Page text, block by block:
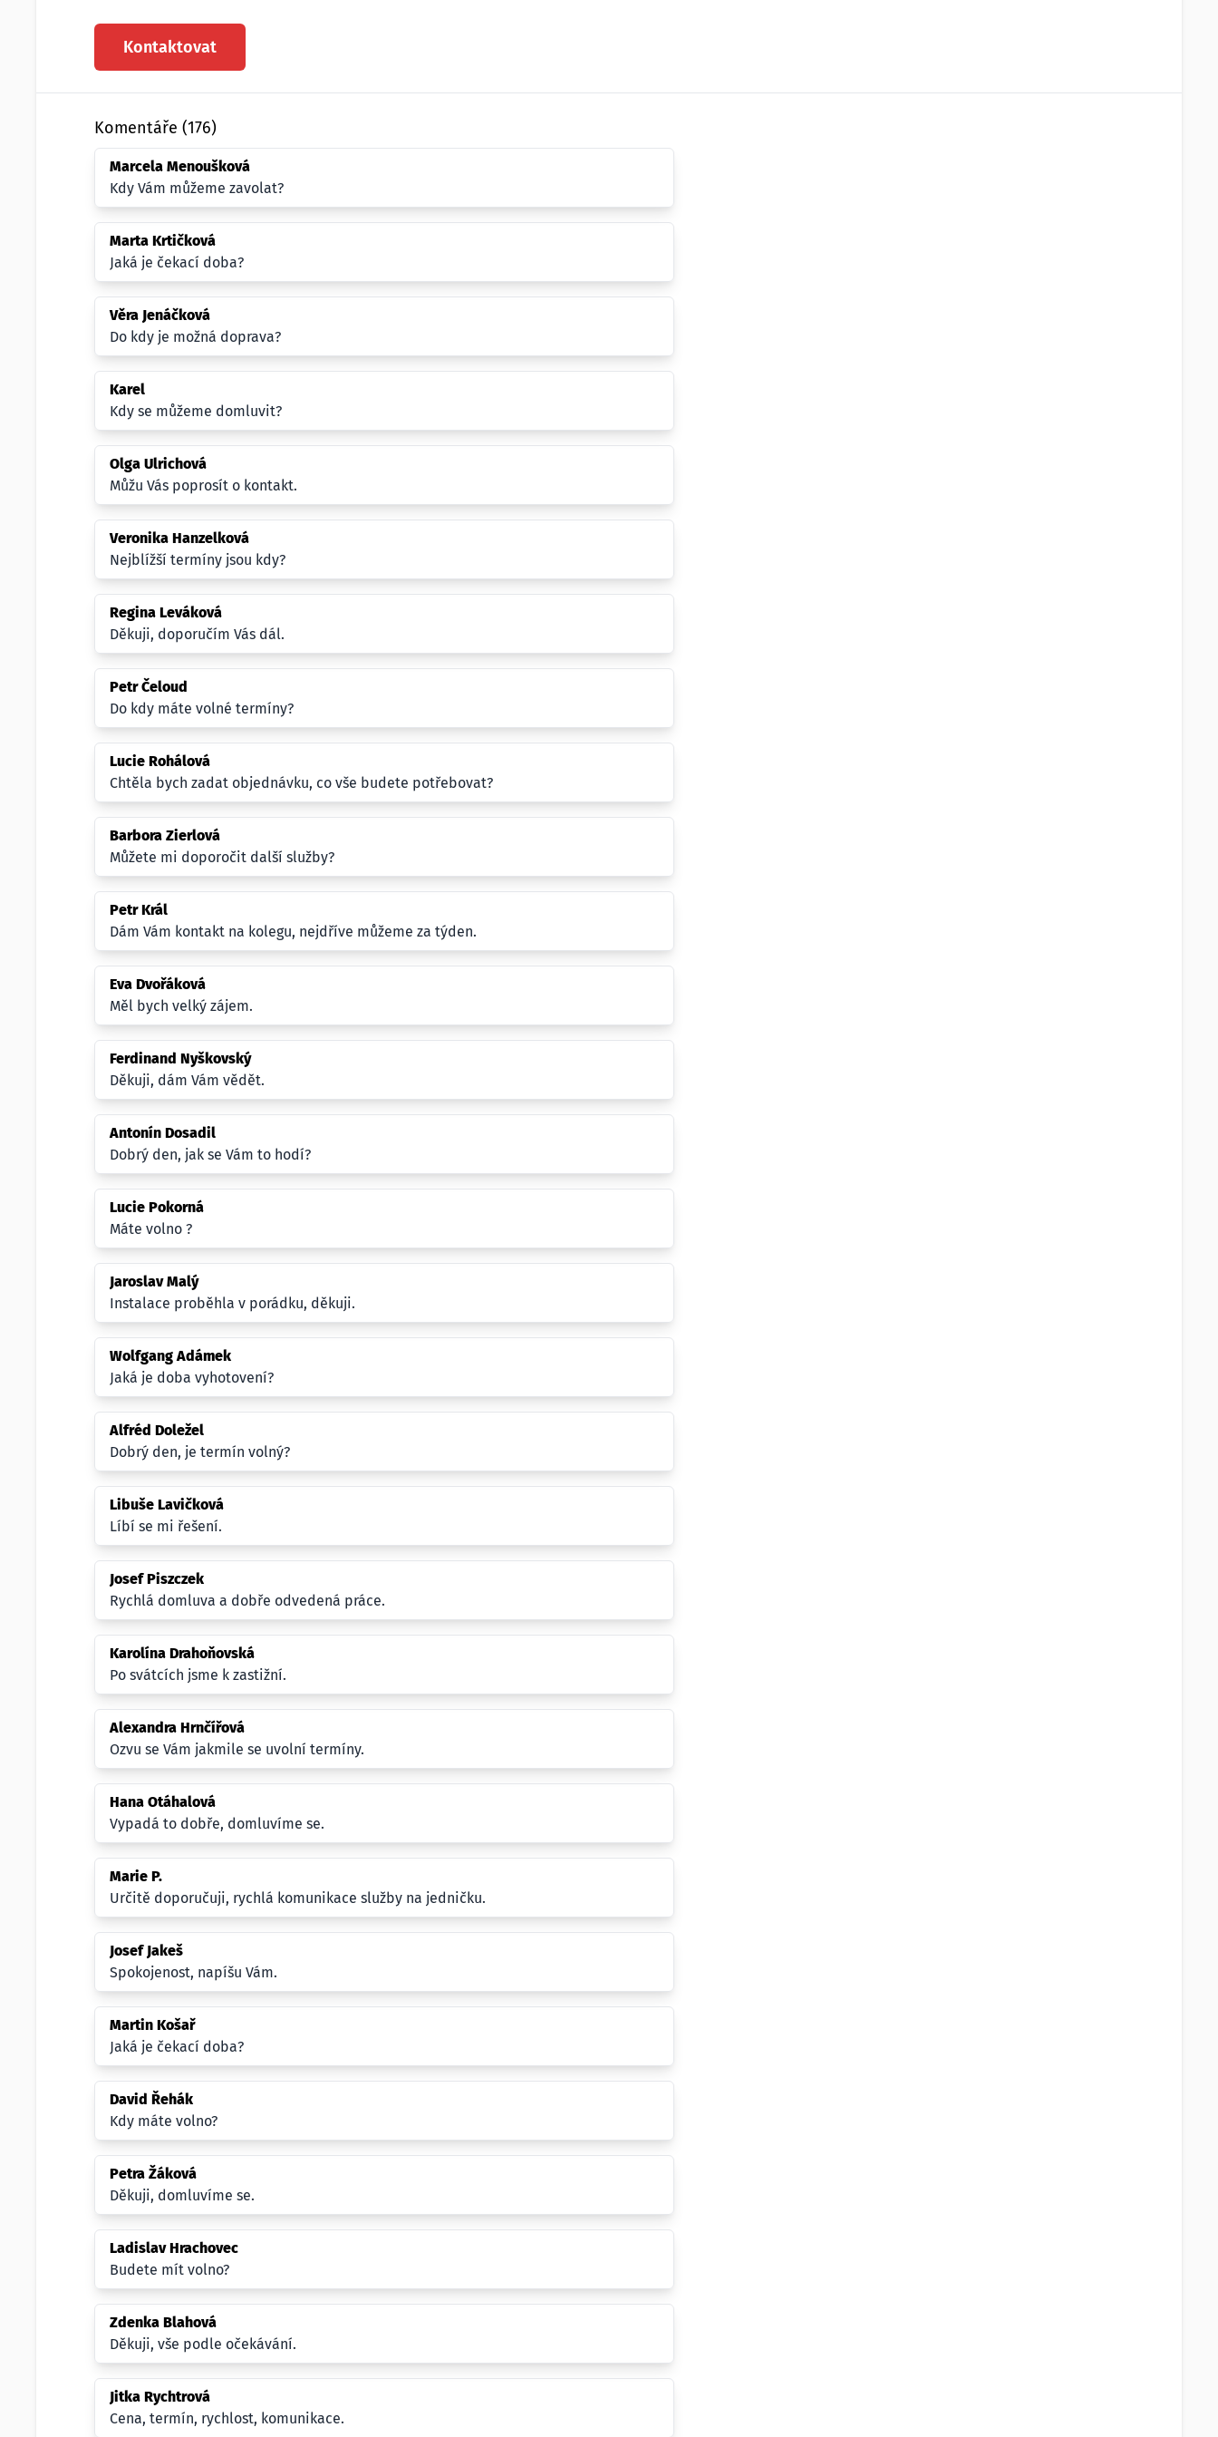
Kontaktovat
Komentáře (176)
Marcela Menoušková
Kdy Vám můžeme zavolat?
Marta Krtičková
Jaká je čekací doba?
Věra Jenáčková
Do kdy je možná doprava?
Karel
Kdy se můžeme domluvit?
Olga Ulrichová
Můžu Vás poprosít o kontakt.
Veronika Hanzelková
Nejblížší termíny jsou kdy?
Regina Leváková
Děkuji, doporučím Vás dál.
Petr Čeloud
Do kdy máte volné termíny?
Lucie Rohálová
Chtěla bych zadat objednávku, co vše budete potřebovat?
Barbora Zierlová
Můžete mi doporočit další služby?
Petr Král
Dám Vám kontakt na kolegu, nejdříve můžeme za týden.
Eva Dvořáková
Měl bych velký zájem.
Ferdinand Nyškovský
Děkuji, dám Vám vědět.
Antonín Dosadil
Dobrý den, jak se Vám to hodí?
Lucie Pokorná
Máte volno ?
Jaroslav Malý
Instalace proběhla v porádku, děkuji.
Wolfgang Adámek
Jaká je doba vyhotovení?
Alfréd Doležel
Dobrý den, je termín volný?
Libuše Lavičková
Líbí se mi řešení.
Josef Piszczek
Rychlá domluva a dobře odvedená práce.
Karolína Drahoňovská
Po svátcích jsme k zastižní.
Alexandra Hrnčířová
Ozvu se Vám jakmile se uvolní termíny.
Hana Otáhalová
Vypadá to dobře, domluvíme se.
Marie P.
Určitě doporučuji, rychlá komunikace služby na jedničku.
Josef Jakeš
Spokojenost, napíšu Vám.
Martin Košař
Jaká je čekací doba?
David Řehák
Kdy máte volno?
Petra Žáková
Děkuji, domluvíme se.
Ladislav Hrachovec
Budete mít volno?
Zdenka Blahová
Děkuji, vše podle očekávání.
Jitka Rychtrová
Cena, termín, rychlost, komunikace.